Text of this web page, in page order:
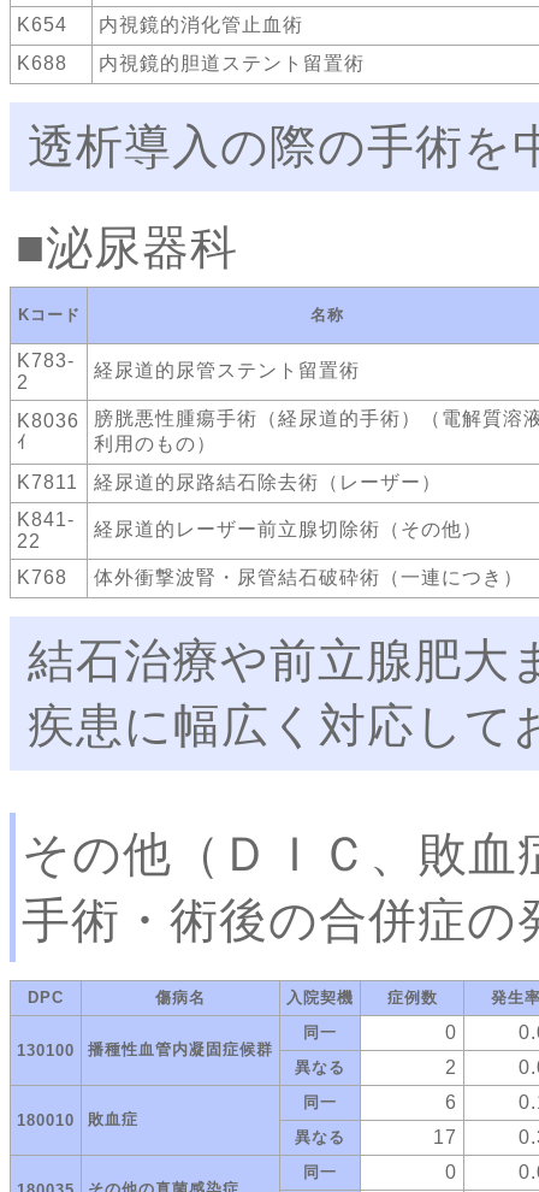
K654
内視鏡的消化管止血術
K688
内視鏡的胆道ステント留置術
透析導入の際の手術を
泌尿器科
Kコード 名称
K783-
2
経尿道的尿管ステント留置術
K8036
ｲ
膀胱悪性腫瘍手術（経尿道的手術）（電解質溶
利用のもの）
K7811
経尿道的尿路結石除去術（レーザー）
K841-
22
経尿道的レーザー前立腺切除術（その他）
K768 体外衝撃波腎・尿管結石破砕術（一連につき）
結石治療や前立腺肥大
疾患に幅広く対応して
その他（ＤＩＣ、敗
手術・術後の合併症の
DPC 傷病名 入院契機 症例数 発生
130100 播種性血管内凝固症候群
同一 0
異なる 2
180010 敗血症
同一 6
異なる 17
同一 0